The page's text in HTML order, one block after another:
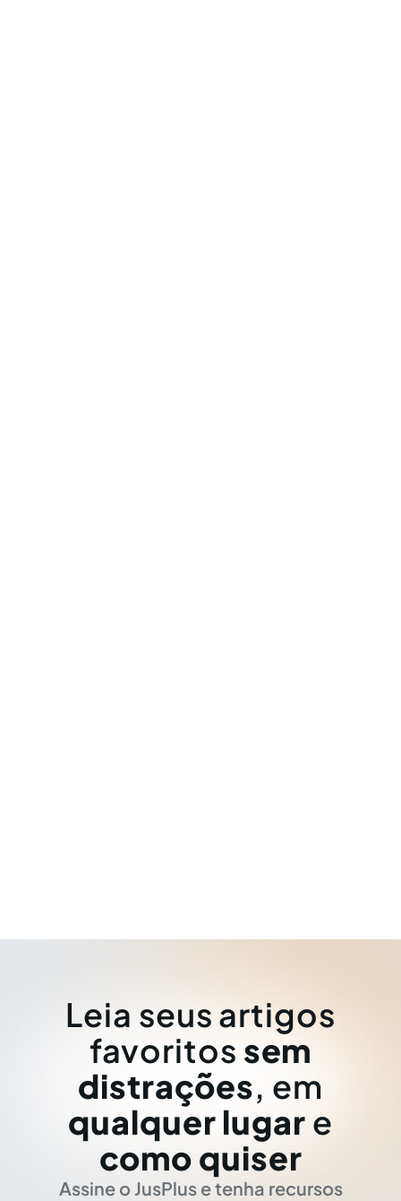
Leia seus artigos
favoritos sem
distrações, em
qualquer lugar e
como quiser
Assine o JusPlus e tenha recursos